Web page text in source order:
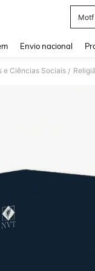
Motf
Envio nacional
e Ciências Sociais /